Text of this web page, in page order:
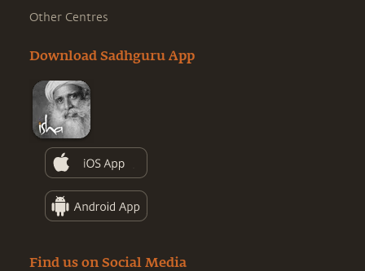
Other Centres
Download Sadhguru App
Find us on Social Media